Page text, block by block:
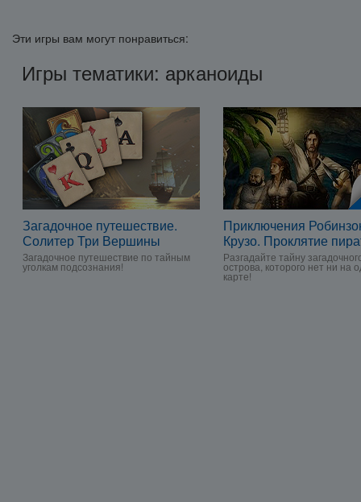
Эти игры вам могут понравиться:
Игры тематики: арканоиды
Загадочное путешествие.
Солитер Три Вершины
Загадочное путешествие по тайным
уголкам подсознания!
Приключения
Крузо. Проклятие
Разгадайте тайну
острова, которого нет ни на
карте!